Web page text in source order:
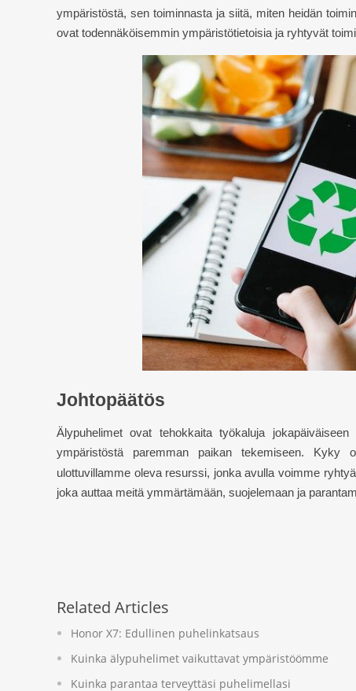
ympäristöstä, sen toiminnasta ja siitä, miten heidän
ovat todennäköisemmin ympäristötietoisia ja ryhtyvät
Johtopäätös
Älypuhelimet ovat tehokkaita työkaluja
ympäristöstä paremman paikan tekemiseen.
ulottuvillamme oleva resurssi, jonka avulla voimme
joka auttaa meitä ymmärtämään, suojelemaan ja
Related Articles
Honor X7: Edullinen puhelinkatsaus
Kuinka älypuhelimet vaikuttavat ympäristöömme
Kuinka parantaa terveyttäsi puhelimellasi